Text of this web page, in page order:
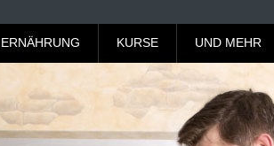
ERNÄHRUNG KURSE UND MEHR